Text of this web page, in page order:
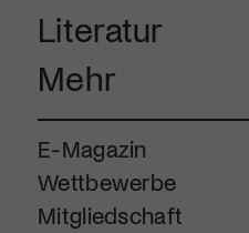
Literatur
Mehr
E-Magazin
Wettbewerbe
Mitgliedschaft